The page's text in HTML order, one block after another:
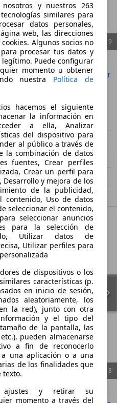
9
Guardar Compartir
09/2022
Ocasión
Manual
3,6 l/100 km (mixto)
-/-
8
y nuestros 263
similares para
datos personales,
web, las direcciones
Algunos socios no
procesar tus datos y
Puede configurar
momento u obtener
nuestra Política de
hacemos el siguiente
la información en
a ella, Analizar
del dispositivo para
al público a través de
la combinación de datos
fuentes, Crear perfiles
Crear un perfil para
y mejora de los
de la publicidad,
Uso de datos
seleccionar el contenido,
seleccionar anuncios
para la selección de
Utilizar datos de
Utilizar perfiles para
de dispositivos o los
características (p.
en inicio de sesión,
aleatoriamente, los
la red), junto con otra
y el tipo del
de la pantalla, las
pueden almacenarse
a fin de reconocerlo
una aplicación o a una
de los finalidades que
texto.
ajustes y retirar su
momento a través del